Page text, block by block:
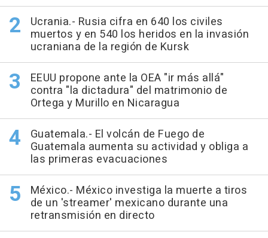
Ucrania.- Rusia cifra en 640 los civiles
muertos y en 540 los heridos en la invasión
ucraniana de la región de Kursk
EEUU propone ante la OEA "ir más allá"
contra "la dictadura" del matrimonio de
Ortega y Murillo en Nicaragua
Guatemala.- El volcán de Fuego de
Guatemala aumenta su actividad y obliga a
las primeras evacuaciones
México.- México investiga la muerte a tiros
de un 'streamer' mexicano durante una
retransmisión en directo